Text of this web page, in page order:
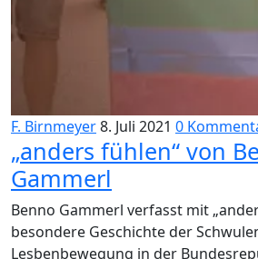
F. Birnmeyer8. Juli 2021 0
„anders fühlen“ von
Gammerl
Benno Gammerl verfasst mit
besondere Geschichte der
Lesbenbewegung in der